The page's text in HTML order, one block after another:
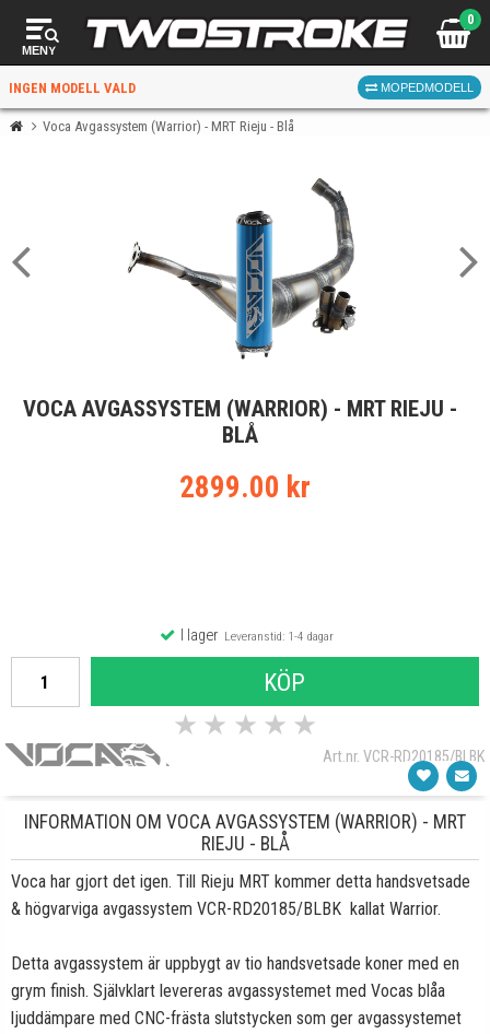
MENY
0
INGEN MODELL VALD MOPEDMODELL
FÖR RÄTT DELAR
När du valt kommer butiken visa delar för vald moped
och universella produkter.
Voca Avgassystem (Warrior) - MRT Rieju - Blå
VOCA AVGASSYSTEM (WARRIOR) - MRT RIEJU -
BLÅ
2899.00 kr
I lagerLeveranstid: 1-4 dagar
KÖP
★ ★ ★ ★ ★
Art.nr. VCR-RD20185/BLBK
INFORMATION OM VOCA AVGASSYSTEM (WARRIOR) - MRT
RIEJU - BLÅ
Voca har gjort det igen. Till Rieju MRT kommer detta handsvetsade
& högvarviga avgassystem VCR-RD20185/BLBK kallat Warrior.
Detta avgassystem är uppbygt av tio handsvetsade koner med en
grym finish. Självklart levereras avgassystemet med Vocas blåa
ljuddämpare med CNC-frästa slutstycken som ger avgassystemet